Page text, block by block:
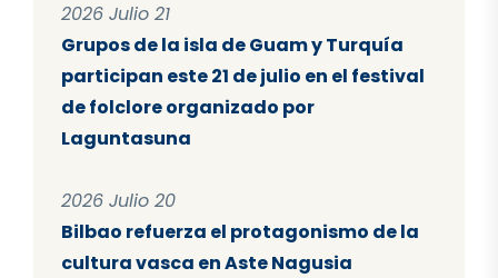
2026 Julio 21
Grupos de la isla de Guam y Turquía
participan este 21 de julio en el festival
de folclore organizado por
Laguntasuna
2026 Julio 20
Bilbao refuerza el protagonismo de la
cultura vasca en Aste Nagusia